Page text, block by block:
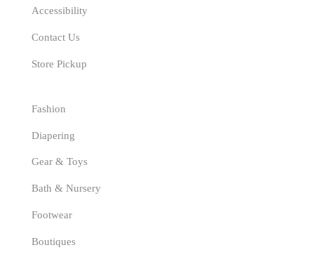
Accessibility
Contact Us
Store Pickup
Fashion
Diapering
Gear & Toys
Bath & Nursery
Footwear
Boutiques